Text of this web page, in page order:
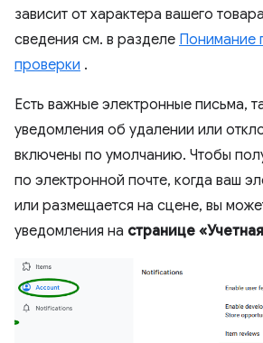
зависит от характера вашего
сведения см. в разделе Понимание
проверки .
Есть важные электронные письма,
уведомления об удалении или
включены по умолчанию. Чтобы
по электронной почте, когда ваш
или размещается на сцене, вы
уведомления на странице